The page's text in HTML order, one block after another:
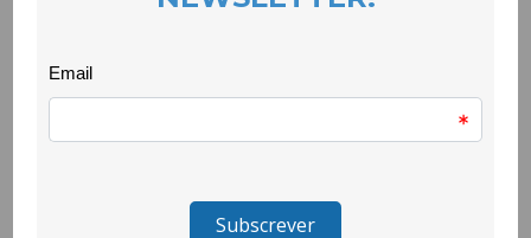
activistas da Rede de Activismo da Animar.
Além do debate, o programa contemplou uma oficina de teatro
A tarde foi muito rica e o objectivo foi conseguido –
um novo momento para procurar respostas de acção.